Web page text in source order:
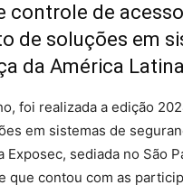
controle de
de soluções em
da América Latina
foi realizada a edição
em sistemas de
Exposec, sediada no São
que contou com as